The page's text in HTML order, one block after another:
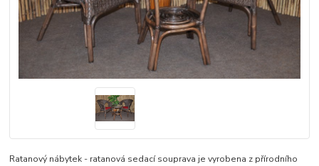
Ratanový nábytek - ratanová sedací souprava je vyrobena z přírodního